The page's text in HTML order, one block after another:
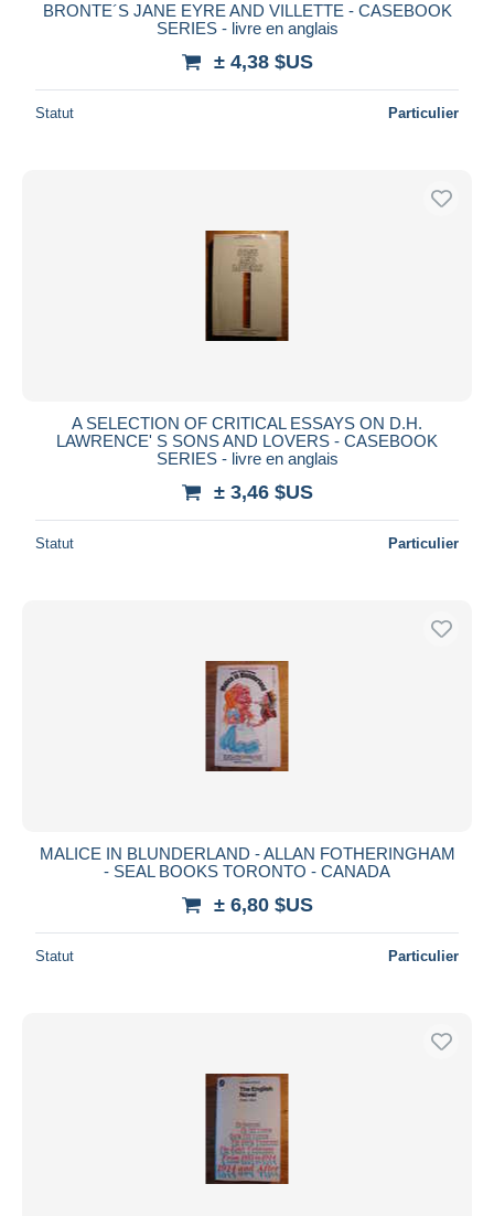
BRONTE´S JANE EYRE AND VILLETTE - CASEBOOK
SERIES - livre en anglais
± 4,38 $US
Statut Particulier
A SELECTION OF CRITICAL ESSAYS ON D.H.
LAWRENCE' S SONS AND LOVERS - CASEBOOK
SERIES - livre en anglais
± 3,46 $US
Statut Particulier
MALICE IN BLUNDERLAND - ALLAN FOTHERINGHAM
- SEAL BOOKS TORONTO - CANADA
± 6,80 $US
Statut Particulier